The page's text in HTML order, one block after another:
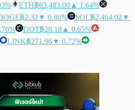
ETH฿63,483.00 ▲ 1.64%
฿2.32 ▼ 0.86% SOL฿2,464.02 ▼
DOT฿28.18 ▲ 0.65%
LINK฿271.96▼ 0.72%